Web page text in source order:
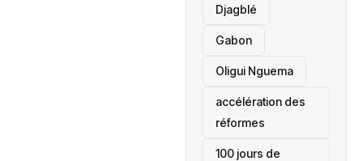
Djagblé
Gabon
Oligui Nguema
accélération des
réformes
100 jours de